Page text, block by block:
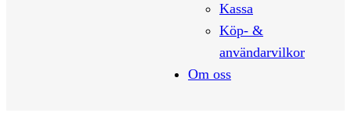
Kassa
Köp- &
användarvilkor
Om oss